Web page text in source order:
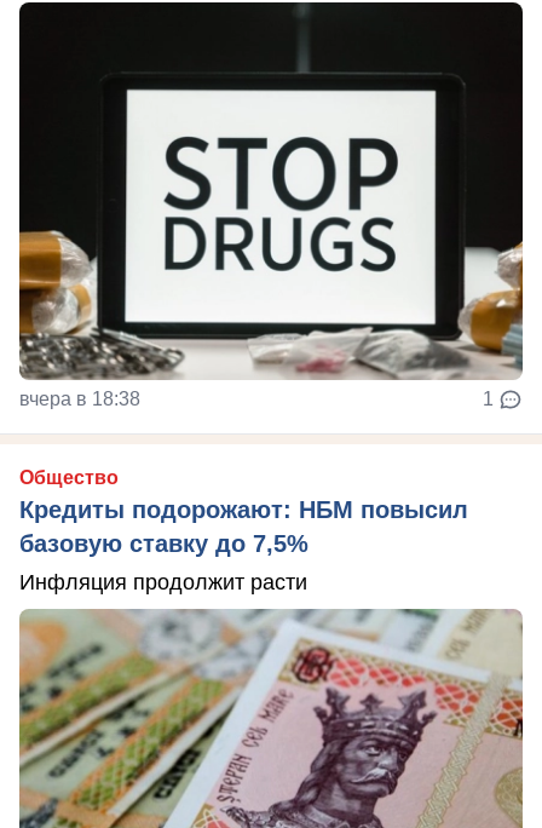
вчера в 18:38 1
Общество
Кредиты подорожают: НБМ повысил
базовую ставку до 7,5%
Инфляция продолжит расти